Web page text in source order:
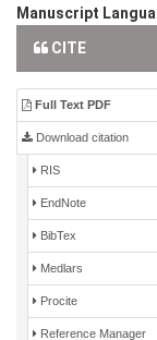
Manuscript
CITE
Full Text PDF
Download citation
RIS
EndNote
BibTex
Medlars
Procite
Reference Manager